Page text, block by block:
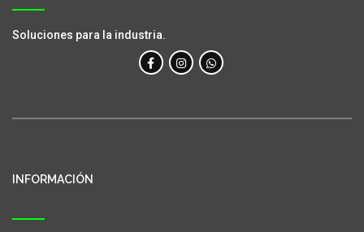
Soluciones para la industria.
INFORMACIÓN